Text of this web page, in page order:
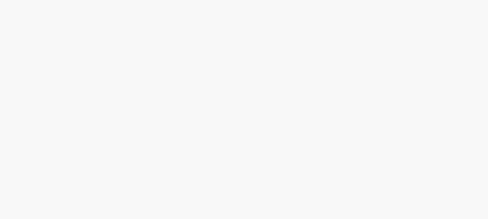
Öffnungszeiten und Informationen zu
erfolgt sind.
Raum werden aufgegriffen.